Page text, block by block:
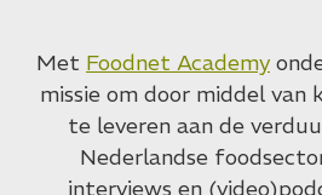
Met Foodnet Academy
missie om door middel van
te leveren aan de
Nederlandse
interviews en